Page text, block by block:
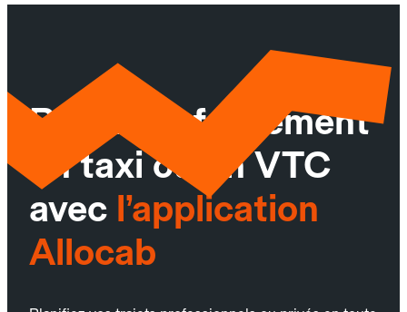
Réservez facilement
un taxi ou un VTC
avec l’application
Allocab